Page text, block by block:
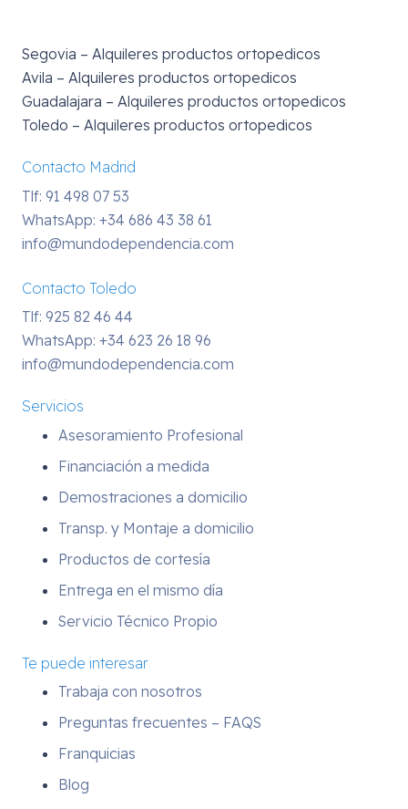
Segovia – Alquileres productos ortopedicos
Avila – Alquileres productos ortopedicos
Guadalajara – Alquileres productos ortopedicos
Toledo – Alquileres productos ortopedicos
Contacto Madrid
Tlf: 91 498 07 53
WhatsApp: +34 686 43 38 61
info@mundodependencia.com
Contacto Toledo
Tlf: 925 82 46 44
WhatsApp: +34 623 26 18 96
info@mundodependencia.com
Servicios
Asesoramiento Profesional
Financiación a medida
Demostraciones a domicilio
Transp. y Montaje a domicilio
Productos de cortesía
Entrega en el mismo día
Servicio Técnico Propio
Te puede interesar
Trabaja con nosotros
Preguntas frecuentes – FAQS
Franquicias
Blog